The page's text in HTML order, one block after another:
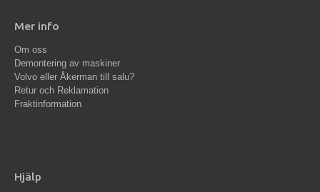
Mer info
Om oss
Demontering av maskiner
Volvo eller Åkerman till salu?
Retur och Reklamation
Fraktinformation
Hjälp